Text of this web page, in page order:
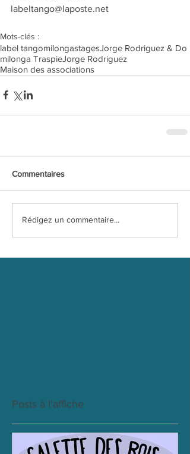
labeltango@laposte.net
Mots-clés :
label tangomilongastagesJorge Rodriguez & Do
milonga TraspieJorge Rodriguez
Maison des associations
Commentaires
Rédigez un commentaire...
Posts à l'affiche